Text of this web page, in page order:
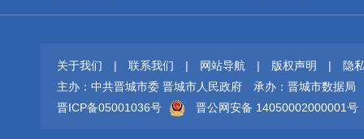
关于我们 | 联系我们 | 网站导航 | 版权声明 |
隐
主办：中共晋城市委 晋城市人民政府
承办：晋城市数据局
晋ICP备05001036号
晋公网安备 14050002000001号